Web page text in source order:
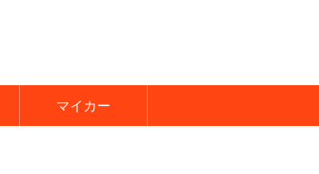
マイカー